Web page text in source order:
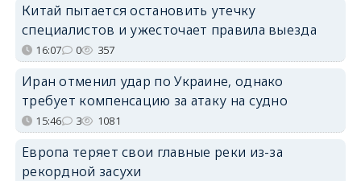
Китай пытается остановить утечку
специалистов и ужесточает правила выезда
16:07 0 357
Иран отменил удар по Украине, однако
требует компенсацию за атаку на судно
15:46 3 1081
Европа теряет свои главные реки из-за
рекордной засухи